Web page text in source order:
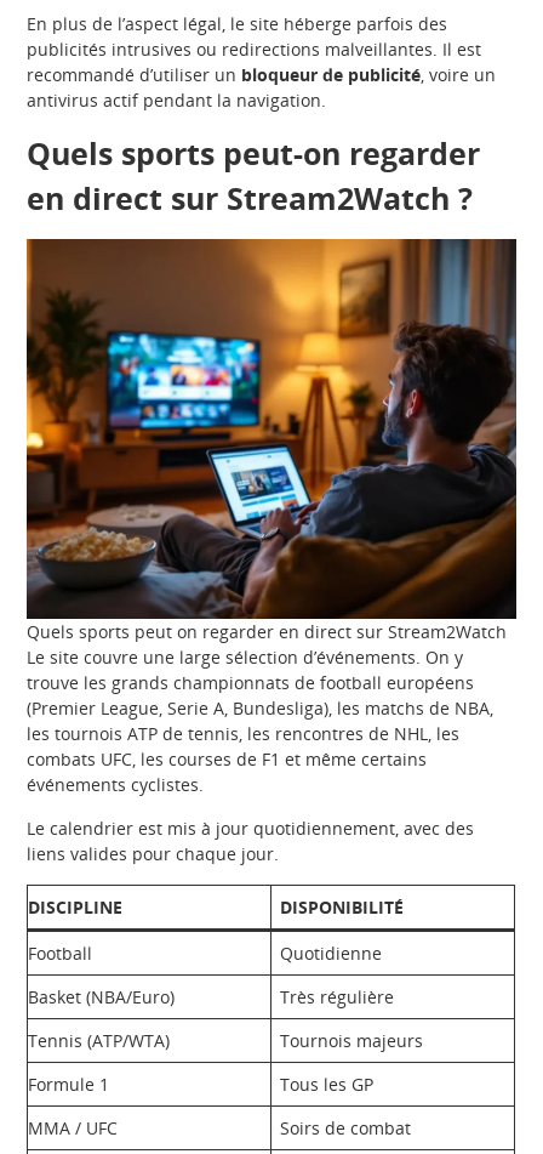
En plus de l’aspect légal, le site héberge parfois des
publicités intrusives ou redirections malveillantes. Il est
recommandé d’utiliser un bloqueur de publicité, voire un
antivirus actif pendant la navigation.
Quels sports peut-on regarder
en direct sur Stream2Watch ?
Quels sports peut on regarder en direct sur Stream2Watch
Le site couvre une large sélection d’événements. On y
trouve les grands championnats de football européens
(Premier League, Serie A, Bundesliga), les matchs de NBA,
les tournois ATP de tennis, les rencontres de NHL, les
combats UFC, les courses de F1 et même certains
événements cyclistes.
Le calendrier est mis à jour quotidiennement, avec des
liens valides pour chaque jour.
DISCIPLINE
DISPONIBILITÉ
Football
Quotidienne
Basket (NBA/Euro)
Très régulière
Tennis (ATP/WTA)
Tournois majeurs
Formule 1
Tous les GP
MMA / UFC
Soirs de combat